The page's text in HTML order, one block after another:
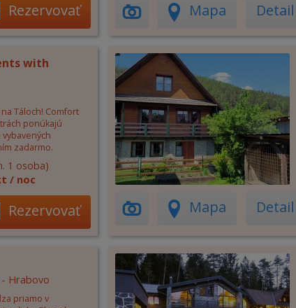
Rezervovať Mapa Detail
with
Táloch! Comfort
ponúkajú
zadarmo.
1 osoba)
/ noc
Rezervovať Mapa Detail
Hrabovo
priamo v